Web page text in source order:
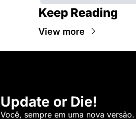
Keep Reading
View more
Update or Die!
Você, sempre em uma nova